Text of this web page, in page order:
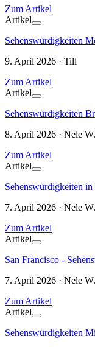
Zum Artikel
Artikel
Sehenswürdigkeiten
9. April 2026 · Till
Zum Artikel
Artikel
Sehenswürdigkeiten
8. April 2026 · Nele W.
Zum Artikel
Artikel
Sehenswürdigkeiten
7. April 2026 · Nele W.
Zum Artikel
Artikel
San Francisco -
7. April 2026 · Nele W.
Zum Artikel
Artikel
Sehenswürdigkeiten